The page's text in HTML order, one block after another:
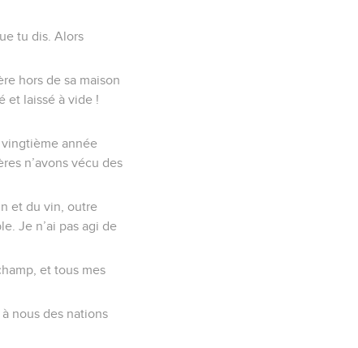
tu dis. Alors
hors de sa maison
et laissé à vide !
vingtième année
n’avons vécu des
et du vin, outre
Je n’ai pas agi de
et tous mes
nous des nations